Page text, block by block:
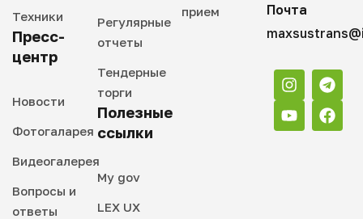
Техники
Пресс-
центр
Новости
Фотогаларея
Видеогалерея
Вопросы и
ответы
Регулярные
отчеты
Тендерные
торги
Полезные
ссылки
My gov
LEX UX
прием
Почта